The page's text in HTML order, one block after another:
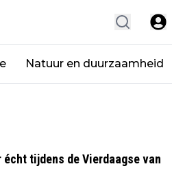
Natuur en duurzaamheid
écht tijdens de Vierdaagse van